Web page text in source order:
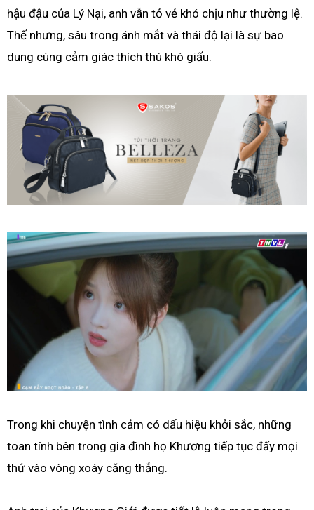
hậu đậu của Lý Nại, anh vẫn tỏ vẻ khó chịu như thường lệ.
Thế nhưng, sâu trong ánh mắt và thái độ lại là sự bao
dung cùng cảm giác thích thú khó giấu.
Trong khi chuyện tình cảm có dấu hiệu khởi sắc, những
toan tính bên trong gia đình họ Khương tiếp tục đẩy mọi
thứ vào vòng xoáy căng thẳng.